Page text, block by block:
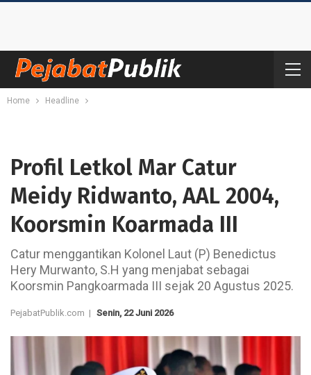
Home Headline
Profil Letkol Mar Catur
Meidy Ridwanto, AAL 2004,
Koorsmin Koarmada III
Catur menggantikan Kolonel Laut (P) Benedictus
Hery Murwanto, S.H yang menjabat sebagai
Koorsmin Pangkoarmada III sejak 20 Agustus 2025.
PejabatPublik.com | Senin, 22 Juni 2026